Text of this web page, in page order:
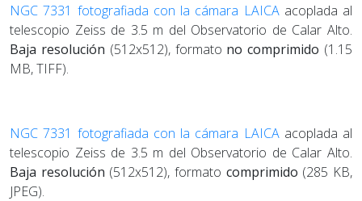
NGC 7331 fotografiada con la cámara LAICAacoplada al
telescopio Zeiss de 3.5 m del Observatorio de Calar Alto.
Baja resolución (512x512), formato no comprimido (1.15
MB, TIFF).
NGC 7331 fotografiada con la cámara LAICAacoplada al
telescopio Zeiss de 3.5 m del Observatorio de Calar Alto.
Baja resolución (512x512), formato comprimido (285 KB,
JPEG).